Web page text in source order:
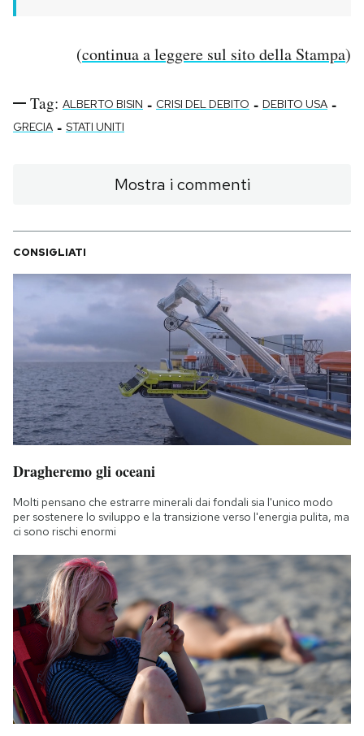
(continua a leggere sul sito della Stampa)
Tag: ALBERTO BISIN - CRISI DEL DEBITO - DEBITO USA -
GRECIA - STATI UNITI
Mostra i commenti
CONSIGLIATI
Dragheremo gli oceani
Molti pensano che estrarre minerali dai fondali sia l'unico modo
per sostenere lo sviluppo e la transizione verso l'energia pulita, ma
ci sono rischi enormi